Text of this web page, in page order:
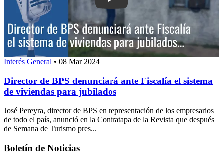
Interés General • 08 Mar 2024
Director de BPS denunciará ante Fiscalía el sistema
de viviendas para jubilados
José Pereyra, director de BPS en representación de los empresarios
de todo el país, anunció en la Contratapa de la Revista que después
de Semana de Turismo pres...
Boletín de Noticias